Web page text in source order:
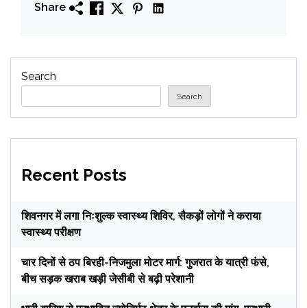
Share
Search
Search
Recent Posts
शिवनगर में लगा निःशुल्क स्वास्थ्य शिविर, सैकड़ों लोगों ने कराया
स्वास्थ्य परीक्षण
चार दिनों से ठप बिरही-निजमुला मोटर मार्ग: गुजरात के यात्री फंसे,
बीच सड़क खराब खड़ी जेसीबी से बढ़ी परेशानी